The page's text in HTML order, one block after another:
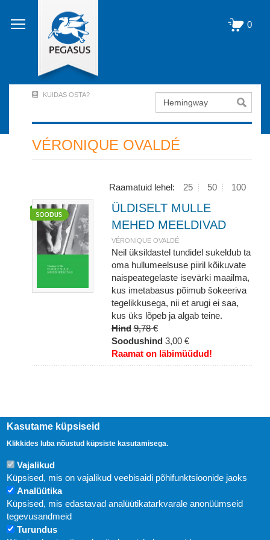
edasi
põhisisu
0
Account
Menu
KUIDAS OSTA? Otsing
VÉRONIQUE OVALDÉ
Raamatuid lehel: 25 50 100
ÜLDISELT MULLE
MEHED MEELDIVAD
VÉRONIQUE OVALDÉ
Neil üksildastel tundidel sukeldub ta
oma hullumeelsuse piiril kõikuvate
naispeategelaste isevärki maailma,
kus imetabasus põimub šokeeriva
tegelikkusega, nii et arugi ei saa,
kus üks lõpeb ja algab teine.
Hind 9,78 €
Soodushind 3,00 €
Raamat on läbimüüdud!
Uudised
Kasutame küpsiseid
Klikkides luba nõustud küpsiste kasutamisega.
Vajalikud
Küpsised, mis on vajalikud veebisaidi põhifunktsioonide jaoks
Analüütika
Küpsised, mis edastavad analüütikatarkvarale anonüümseid
tegevusandmeid
Turundus